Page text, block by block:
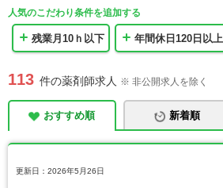
人気のこだわり条件を追加する
残業月10ｈ以下 年間休日120日以上
113 件の薬剤師求人 ※ 非公開求人を除く
おすすめ順 新着順
更新日：2026年5月26日